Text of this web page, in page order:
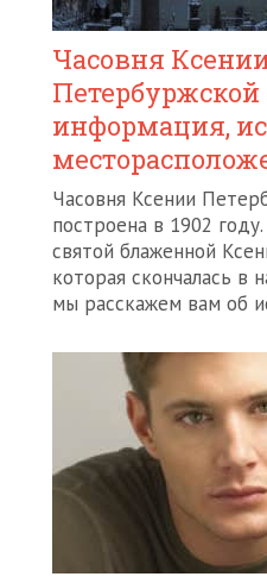
Часовня
информация,
Часовня Ксении
построена в 1902
святой блаженной
которая скончалась в
мы расскажем вам об